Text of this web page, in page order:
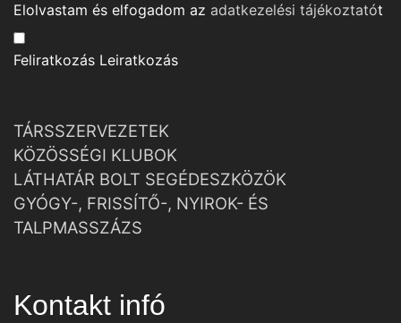
Elolvastam és elfogadom az adatkezelési tájékoztatót
Feliratkozás Leiratkozás
TÁRSSZERVEZETEK
KÖZÖSSÉGI KLUBOK
LÁTHATÁR BOLT SEGÉDESZKÖZÖK
GYÓGY-, FRISSÍTŐ-, NYIROK- ÉS
TALPMASSZÁZS
Kontakt infó